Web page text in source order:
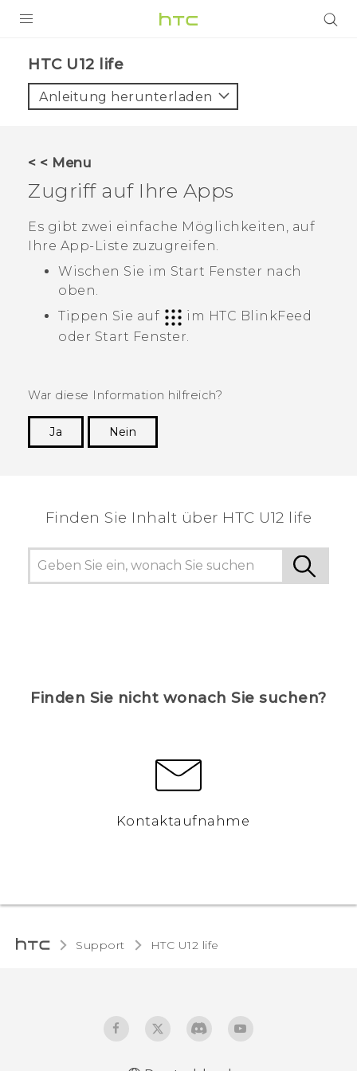
VIVE
UNTERSTÜTZUNG
HTC-Geräte und Zubehör
Anmelden
HTC U12 life‎
Anleitung herunterladen
< < Menu
Zugriff auf Ihre Apps
Es gibt zwei einfache Möglichkeiten, auf
Ihre App-Liste zuzugreifen.
Wischen Sie im Start Fenster nach
oben.
Tippen Sie auf
im HTC BlinkFeed
oder Start Fenster.
War diese Information hilfreich?
Ja
Nein
Finden Sie Inhalt über‎ HTC U12 life
Finden Sie nicht wonach Sie suchen?
Kontaktaufnahme
Support HTC U12 life‎